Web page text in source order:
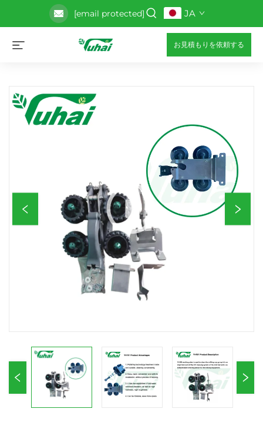
[email protected] JA
お見積もりを依頼する